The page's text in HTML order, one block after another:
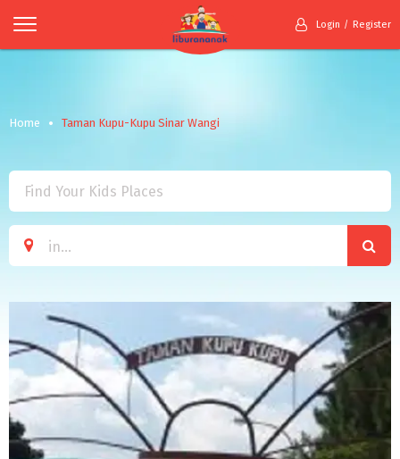
Login Register
Home Taman Kupu-Kupu Sinar Wangi